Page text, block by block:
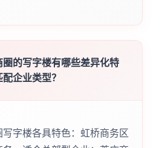
圈的写字楼有哪些差异化特
企业类型？
写字楼各具特色：虹桥商务区